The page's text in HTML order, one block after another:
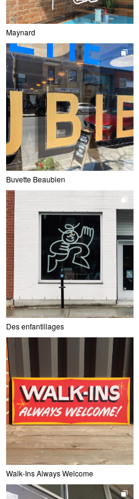
Maynard
Buvette Beaubien
Des enfantillages
Walk-Ins Always Welcome